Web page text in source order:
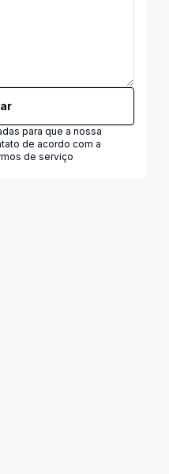
para que a nossa
de acordo com a
de serviço